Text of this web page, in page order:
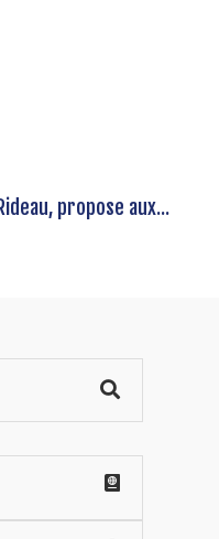
propose aux...